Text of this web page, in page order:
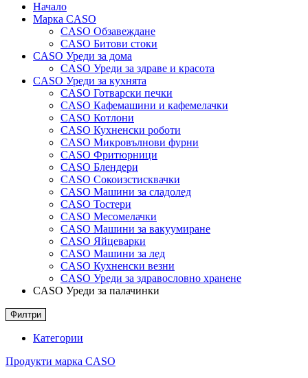
Начало
Марка CASO
CASO Обзавеждане
CASO Битови стоки
CASO Уреди за дома
CASO Уреди за здраве и красота
CASO Уреди за кухнята
CASO Готварски печки
CASO Кафемашини и кафемелачки
CASO Котлони
CASO Кухненски роботи
CASO Микровълнови фурни
CASO Фритюрници
CASO Блендери
CASO Сокоизстисквачки
CASO Машини за сладолед
CASO Тостери
CASO Месомелачки
CASO Машини за вакуумиране
CASO Яйцеварки
CASO Машини за лед
CASO Кухненски везни
CASO Уреди за здравословно хранене
CASO Уреди за палачинки
Филтри
Категории
Продукти марка CASO